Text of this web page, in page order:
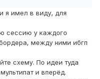
я имел в виду, для
сессию у каждого
между ними ибгп
схему. По идеи туда
и вперёд.